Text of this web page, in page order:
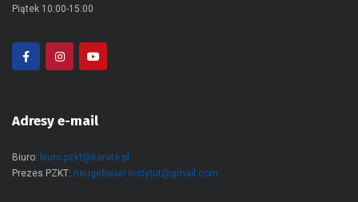
Piątek 10:00-15:00
Adresy e-mail
Biuro: biuro.pzkt@karate.pl
Prezes PZKT: neugebauer.instytut@gmail.com